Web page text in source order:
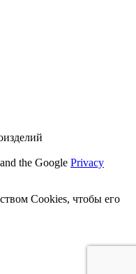
the Google Privacy
Cookies, чтобы его